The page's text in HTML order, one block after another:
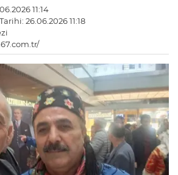
11:14
26.06.2026 11:18